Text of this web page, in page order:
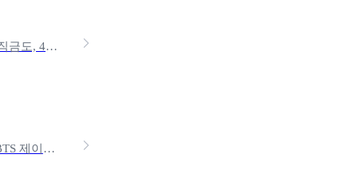
사업을 시작하면 직장인에게 당연했던 것들이 하나씩 사라져요. 퇴직금도, 4대보험도 없죠. 노란우산공제는 이 공백을 채우기 위해 정부가 설계한 사업자 전용 절세 저축 제도예요. 납입
안녕하세요. 작은 돈을 아껴 부자가 되고 싶은 가성비인생 입니다. BTS 제이홉, 손흥민 선수, 전/현직 대통령도 참여한 고향사랑기부제에 대해 들어보셨나요? 최근 인기있는 고향사랑